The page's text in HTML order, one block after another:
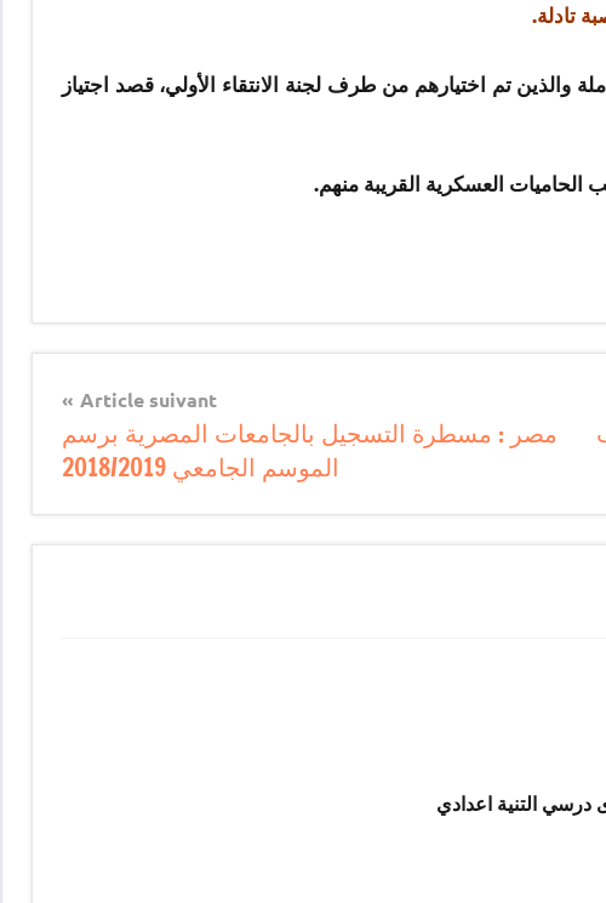
تادلة.
تم اختيارهم من طرف لجنة الانتقاء الأولي، قصد اجتياز
العسكرية القريبة منهم.
Article suivant
مصر : مسطرة التسجيل بالجامعات المصرية برسم
الموسم الجامعي 2018/2019